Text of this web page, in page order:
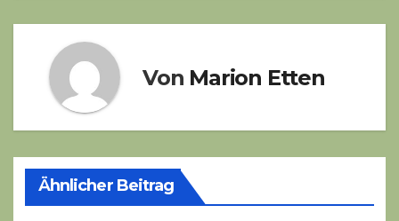
Von Marion Etten
Ähnlicher Beitrag